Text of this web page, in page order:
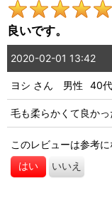
良いです。
2020-02-01 13:42
ヨシ さん 男性 40代
毛も柔らかくて良かっ
このレビューは参考
はい いいえ